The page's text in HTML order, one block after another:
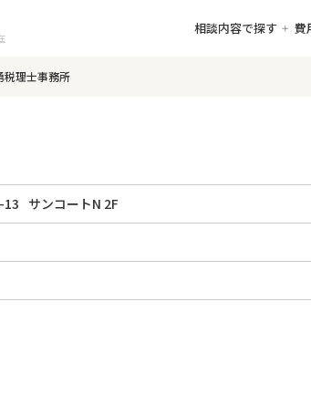
相談内容で探す 費
税理士事務所
13 サンコートN 2F